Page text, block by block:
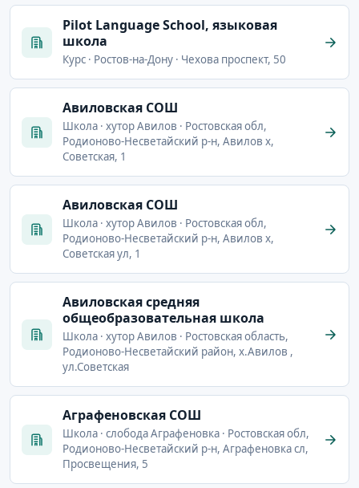
Pilot Language School, языковая
школа
Курс · Ростов-на-Дону · Чехова проспект, 50
Авиловская СОШ
Школа · хутор Авилов · Ростовская обл,
Родионово-Несветайский р-н, Авилов х,
Советская, 1
Авиловская СОШ
Школа · хутор Авилов · Ростовская обл,
Родионово-Несветайский р-н, Авилов х,
Советская ул, 1
Авиловская средняя
общеобразовательная школа
Школа · хутор Авилов · Ростовская область,
Родионово-Несветайский район, х.Авилов ,
ул.Советская
Аграфеновская СОШ
Школа · слобода Аграфеновка · Ростовская обл,
Родионово-Несветайский р-н, Аграфеновка сл,
Просвещения, 5